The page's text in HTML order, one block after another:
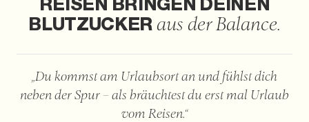
BLUTZUCKER aus der Balance.
„Du kommst am Urlaubsort an und fühlst dich
neben der Spur – als bräuchtest du erst mal Urlaub
vom Reisen.“